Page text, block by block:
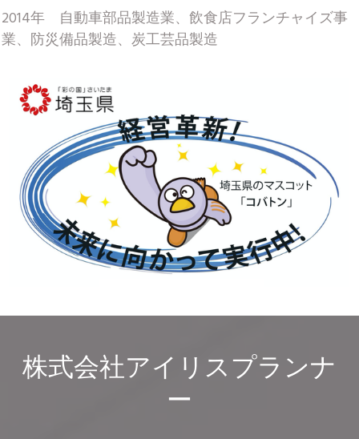
2014年 自動車部品製造業、飲食店フランチャイズ事
業、防災備品製造、炭工芸品製造
株式会社アイリスプランナ
ー